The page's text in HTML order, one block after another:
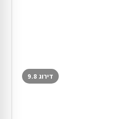
דירוג 9.8